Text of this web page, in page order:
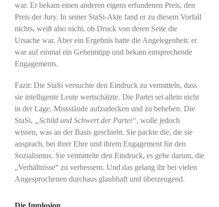
war. Er bekam einen anderen eigens erfundenen Preis, den
Preis der Jury. In seiner StaSi-Akte fand er zu diesem Vorfall
nichts, weiß also nicht, ob Druck von deren Seite die
Ursache war. Aber ein Ergebnis hatte die Angelegenheit: er
war auf einmal ein Geheimtipp und bekam entsprechende
Engagements.
Fazit: Die StaSi versuchte den Eindruck zu vermitteln, dass
sie intelligente Leute wertschätzte. Die Partei sei allein nicht
in der Lage, Missstände aufzudecken und zu beheben. Die
StaSi,
„Schild und Schwert der Partei“, wolle jedoch
wissen, was an der Basis geschieht. Sie packte die, die sie
ansprach, bei ihrer Ehre und ihrem Engagement für den
Sozialismus. Sie vermittelte den Eindruck, es gehe darum, die
„Verhältnisse“ zu verbessern. Und das gelang ihr bei vielen
Angesprochenen durchaus glaubhaft und überzeugend.
Die Implosion